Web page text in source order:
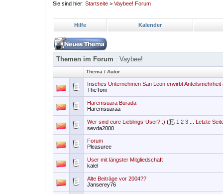
Sie sind hier: Startseite > Vaybee! Forum
Hilfe Kalender
Themen im Forum : Vaybee!
Thema / Autor
Irisches Unternehmen San Leon erwirbt
TheToni
Haremsuara Burada
Haremsuaraa
Wer sind eure Lieblings-User? :) ( 1 2 3
Letzte
sevda2000
Forum
Pleasuree
User mit längster Mitgliedschaft
kalel
Alte Beiträge vor 2004??
Janserey76